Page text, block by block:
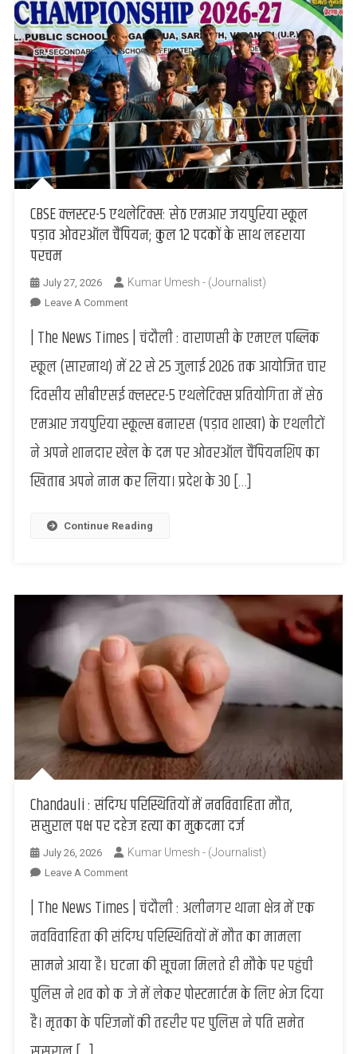
CBSE क्लस्टर-5 एथलेटिक्स: सेठ एमआर जयपुरिया स्कूल
पड़ाव ओवरऑल चैंपियन; कुल 12 पदकों के साथ लहराया
परचम
July 27, 2026 Kumar Umesh - (Journalist)
Leave A CommentOn
क्लस्टर-5
एथलेटिक्स:
सेठ
एमआर
स्कूल
पड़ाव
चैंपियन;
12
लहराया
| The News Times | चंदौली : वाराणसी के एमएल पब्लिक
स्कूल (सारनाथ) में 22 से 25 जुलाई 2026 तक आयोजित चार
दिवसीय सीबीएसई क्लस्टर-5 एथलेटिक्स प्रतियोगिता में सेठ
एमआर जयपुरिया स्कूल्स बनारस (पड़ाव शाखा) के एथलीटों
ने अपने शानदार खेल के दम पर ओवरऑल चैंपियनशिप का
खिताब अपने नाम कर लिया। प्रदेश के 30 […]
Continue Reading
Chandauli : संदिग्ध परिस्थितियों में नवविवाहिता मौत,
ससुराल पक्ष पर दहेज हत्या का मुकदमा दर्ज
July 26, 2026 Kumar Umesh - (Journalist)
Leave A CommentOn
:
संदिग्ध
परिस्थितियों
में
मौत,
ससुराल
| The News Times | चंदौली : अलीनगर थाना क्षेत्र में एक
नवविवाहिता की संदिग्ध परिस्थितियों में मौत का मामला
सामने आया है। घटना की सूचना मिलते ही मौके पर पहुंची
पुलिस ने शव को कब्जे में लेकर पोस्टमार्टम के लिए भेज दिया
है। मृतका के परिजनों की तहरीर पर पुलिस ने पति समेत